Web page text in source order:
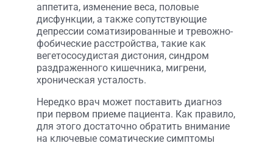
аппетита, изменение веса, половые
дисфункции, а также сопутствующие
депрессии соматизированные и тревожно-
фобические расстройства, такие как
вегетососудистая дистония, синдром
раздраженного кишечника, мигрени,
хроническая усталость.
Нередко врач может поставить диагноз
при первом приеме пациента. Как правило,
для этого достаточно обратить внимание
на ключевые соматические симптомы